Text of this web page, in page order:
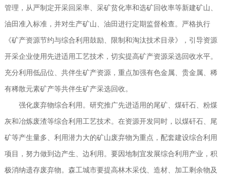
管理，从严制定开采回采率、采矿贫化率和选矿回收率等新建矿山、
油田准入标准，并对生产矿山、油田进行定期监督检查。严格执行
《矿产资源节约与综合利用鼓励、限制和淘汰技术目录》，引导资源
开采企业使用先进适用工艺技术，切实提高矿产资源采选回收水平。
充分利用低品位、共伴生矿产资源，重点加强有色金属、贵金属、稀
有稀散元素矿产等共伴生矿产采选回收。
强化废弃物综合利用。研究推广先进适用的尾矿、煤矸石、粉煤
灰和冶炼废渣等综合利用工艺技术。在资源开发同时，以煤矸石、尾
矿等产生量多、利用潜力大的矿山废弃物为重点，配套建设综合利用
项目，努力做到边产生、边利用。要因地制宜发展综合利用产业，积
极消纳遗存废弃物。森工城市要提高林木采伐、造材、加工剩余物及